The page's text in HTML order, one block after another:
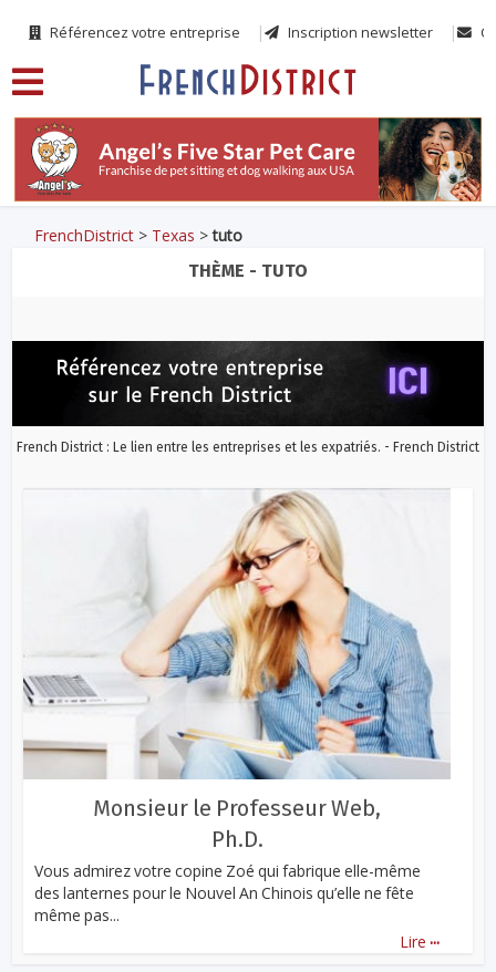
Référencez votre entreprise Inscription newsletter
FrenchDistrict > Texas >tuto
THÈME - TUTO
French District : Le lien entre les entreprises et les expatriés. - French District
Monsieur le Professeur Web,
Ph.D.
Vous admirez votre copine Zoé qui fabrique elle-même
des lanternes pour le Nouvel An Chinois qu’elle ne fête
même pas...
Lire ...